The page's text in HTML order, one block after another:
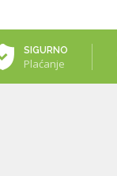
SIGURNO
Plaćanje